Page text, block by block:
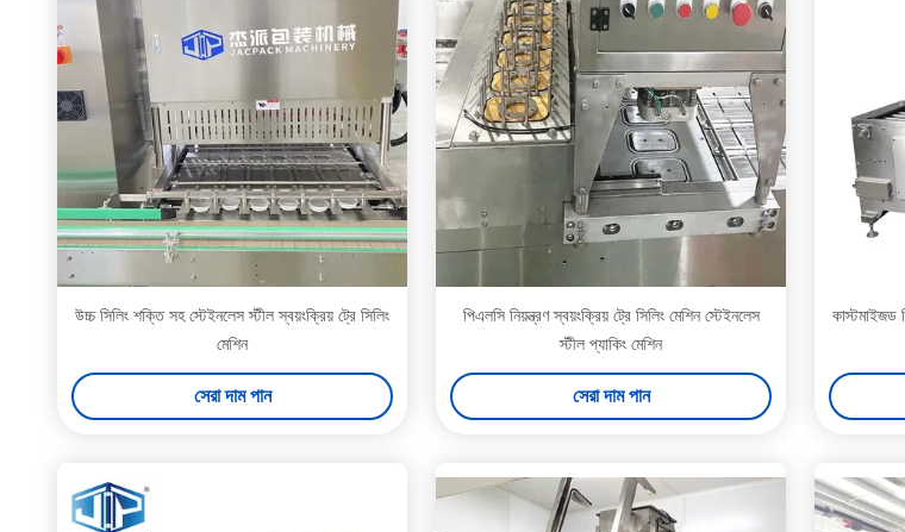
উচ্চ সিলিং শক্তি সহ স্টেইনলেস স্টীল স্বয়ংক্রিয় ট্রে সিলিং
মেশিন
সেরা দাম পান
পিএলসি নিয়ন্ত্রণ স্বয়ংক্রিয় ট্রে সিলিং মেশিন স্টেইনলেস
স্টীল প্যাকিং মেশিন
সেরা দাম পান
কাস্টমাইজড